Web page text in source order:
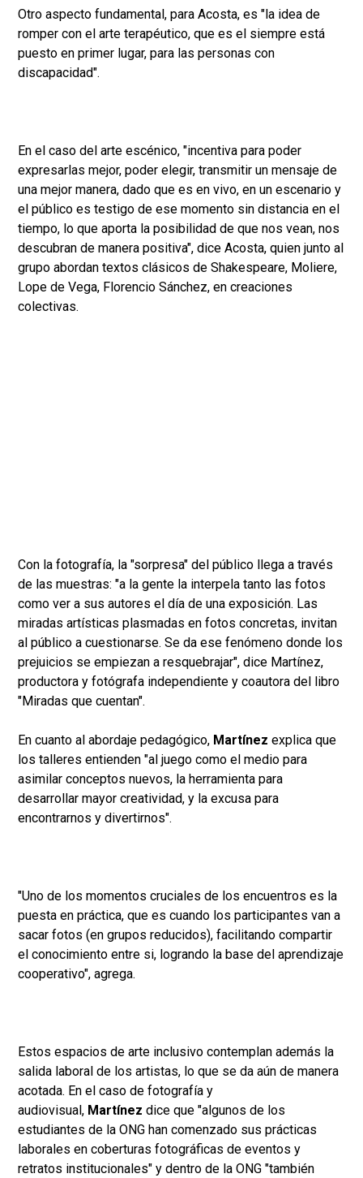
Otro aspecto fundamental, para Acosta, es "la idea de
romper con el arte terapéutico, que es el siempre está
puesto en primer lugar, para las personas con
discapacidad".
En el caso del arte escénico, "incentiva para poder
expresarlas mejor, poder elegir, transmitir un mensaje de
una mejor manera, dado que es en vivo, en un escenario y
el público es testigo de ese momento sin distancia en el
tiempo, lo que aporta la posibilidad de que nos vean, nos
descubran de manera positiva", dice Acosta, quien junto al
grupo abordan textos clásicos de Shakespeare, Moliere,
Lope de Vega, Florencio Sánchez, en creaciones
colectivas.
Con la fotografía, la "sorpresa" del público llega a través
de las muestras: "a la gente la interpela tanto las fotos
como ver a sus autores el día de una exposición. Las
miradas artísticas plasmadas en fotos concretas, invitan
al público a cuestionarse. Se da ese fenómeno donde los
prejuicios se empiezan a resquebrajar", dice Martínez,
productora y fotógrafa independiente y coautora del libro
"Miradas que cuentan".
En cuanto al abordaje pedagógico, Martínez explica que
los talleres entienden "al juego como el medio para
asimilar conceptos nuevos, la herramienta para
desarrollar mayor creatividad, y la excusa para
encontrarnos y divertirnos".
"Uno de los momentos cruciales de los encuentros es la
puesta en práctica, que es cuando los participantes van a
sacar fotos (en grupos reducidos), facilitando compartir
el conocimiento entre si, logrando la base del aprendizaje
cooperativo", agrega.
Estos espacios de arte inclusivo contemplan además la
salida laboral de los artistas, lo que se da aún de manera
acotada. En el caso de fotografía y
audiovisual, Martínez dice que "algunos de los
estudiantes de la ONG han comenzado sus prácticas
laborales en coberturas fotográficas de eventos y
retratos institucionales" y dentro de la ONG "también